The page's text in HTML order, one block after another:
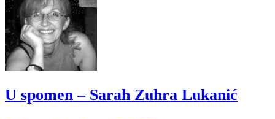
U spomen – Sarah Zuhra Lukanić